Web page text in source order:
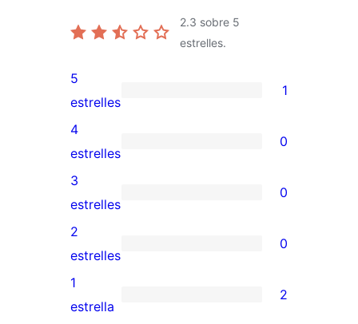
2.3 sobre 5
estrelles.
1
valoració
de
5
estrelles
5
estrelles
1
0
valoracions
de
4
estrelles
4
estrelles
0
0
valoracions
de
3
estrelles
3
estrelles
0
0
valoracions
de
2
estrelles
0
2
1
estrella
2